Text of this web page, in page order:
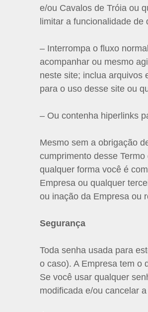
e/ou Cavalos de Tróia ou
limitar a funcionalidade
– Interrompa o fluxo
acompanhar ou mesmo
neste site; inclua arquivos
para o uso desse site ou
– Ou contenha hiperlinks
Mesmo sem a obrigação
cumprimento desse
qualquer forma você é
Empresa ou qualquer
ou inação da Empresa ou
Segurança
Toda senha usada para
o caso). A Empresa tem o
Se você usar qualquer
modificada e/ou cancelar